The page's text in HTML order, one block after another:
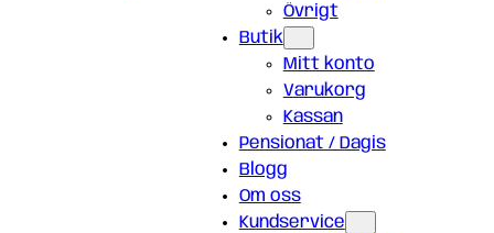
Övrigt
Butik
Mitt konto
Varukorg
Kassan
Pensionat / Dagis
Blogg
Om oss
Kundservice